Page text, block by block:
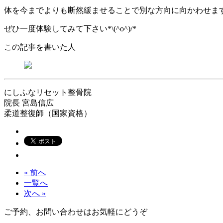
体を今までよりも断然緩ませることで別な方向に向かわせま
ぜひ一度体験してみて下さい*\(^o^)/*
この記事を書いた人
にしふなリセット整骨院
院長 宮島信広
柔道整復師（国家資格）
« 前へ
一覧へ
次へ »
ご予約、お問い合わせはお気軽にどうぞ